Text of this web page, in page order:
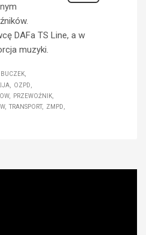
DAFa TS Line, a w
muzyki.
OZPD
PRZEWOŹNIK
TRANSPORT ZMPD